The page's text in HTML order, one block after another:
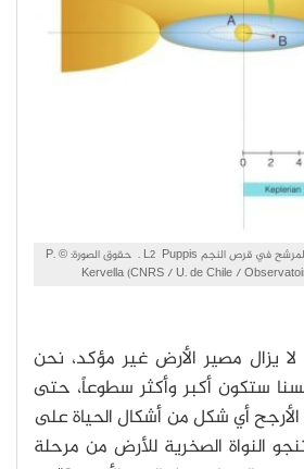
عرض تخطيطي لمدار الكوكب المرشح في قرص النجم L2 Puppis . حقوق الصورة: © P.
Kervella (CNRS / U. de Chile /
يزال مصير الأرض غير مؤكد، نحن
ستكون أكبر وأكثر سطوعاً، حتى
أي شكل من أشكال الحياة على
النواة الصخرية للأرض من مرحلة